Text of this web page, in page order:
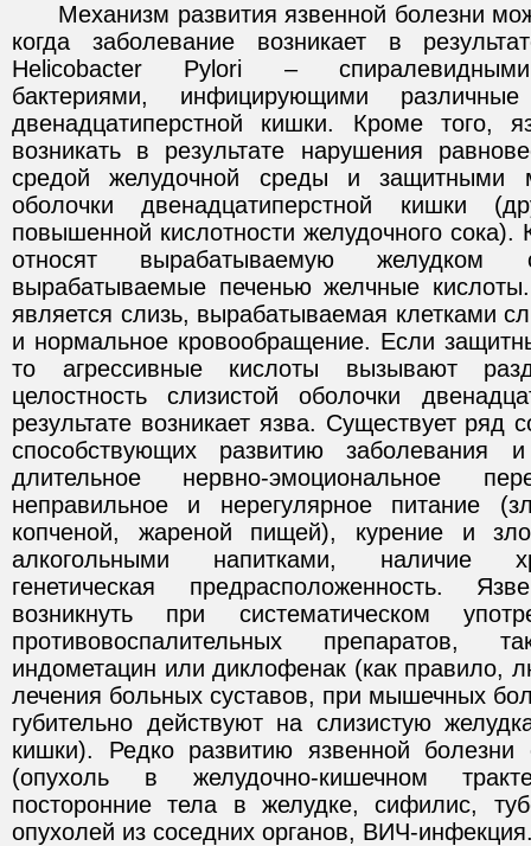
Механизм развития язвенной болезни
когда заболевание возникает в
Helicobacter Pylori – спиралевидными
бактериями, инфицирующими
двенадцатиперстной кишки. Кроме того,
возникать в результате нарушения
средой желудочной среды и защитными
оболочки двенадцатиперстной кишки
повышенной кислотности желудочного
относят вырабатываемую
вырабатываемые печенью желчные
является слизь, вырабатываемая клетками
и нормальное кровообращение. Если
то агрессивные кислоты вызывают
целостность слизистой оболочки
результате возникает язва. Существует ряд
способствующих развитию заболевания
длительное нервно-эмоциональное
неправильное и нерегулярное питание
копченой, жареной пищей), курение и
алкогольными напитками, наличие
генетическая предрасположенность.
возникнуть при систематическом
противовоспалительных препаратов,
индометацин или диклофенак (как правило,
лечения больных суставов, при мышечных
губительно действуют на слизистую
кишки). Редко развитию язвенной болезни
(опухоль в желудочно-кишечном
посторонние тела в желудке, сифилис,
опухолей из соседних органов, ВИЧ-